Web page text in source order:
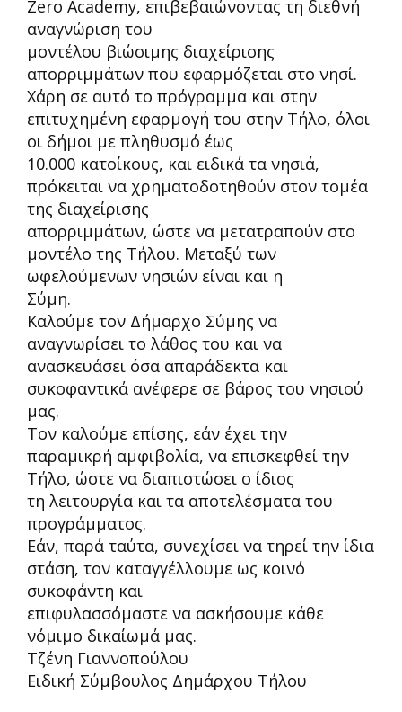
Zero Academy, επιβεβαιώνοντας τη διεθνή
αναγνώριση του
μοντέλου βιώσιμης διαχείρισης
απορριμμάτων που εφαρμόζεται στο νησί.
Χάρη σε αυτό το πρόγραμμα και στην
επιτυχημένη εφαρμογή του στην Τήλο, όλοι
οι δήμοι με πληθυσμό έως
10.000 κατοίκους, και ειδικά τα νησιά,
πρόκειται να χρηματοδοτηθούν στον τομέα
της διαχείρισης
απορριμμάτων, ώστε να μετατραπούν στο
μοντέλο της Τήλου. Μεταξύ των
ωφελούμενων νησιών είναι και η
Σύμη.
Καλούμε τον Δήμαρχο Σύμης να
αναγνωρίσει το λάθος του και να
ανασκευάσει όσα απαράδεκτα και
συκοφαντικά ανέφερε σε βάρος του νησιού
μας.
Τον καλούμε επίσης, εάν έχει την
παραμικρή αμφιβολία, να επισκεφθεί την
Τήλο, ώστε να διαπιστώσει ο ίδιος
τη λειτουργία και τα αποτελέσματα του
προγράμματος.
Εάν, παρά ταύτα, συνεχίσει να τηρεί την ίδια
στάση, τον καταγγέλλουμε ως κοινό
συκοφάντη και
επιφυλασσόμαστε να ασκήσουμε κάθε
νόμιμο δικαίωμά μας.
Τζένη Γιαννοπούλου
Ειδική Σύμβουλος Δημάρχου Τήλου